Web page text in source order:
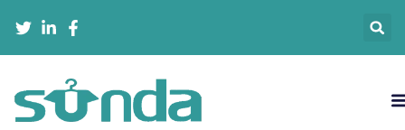
naar
de